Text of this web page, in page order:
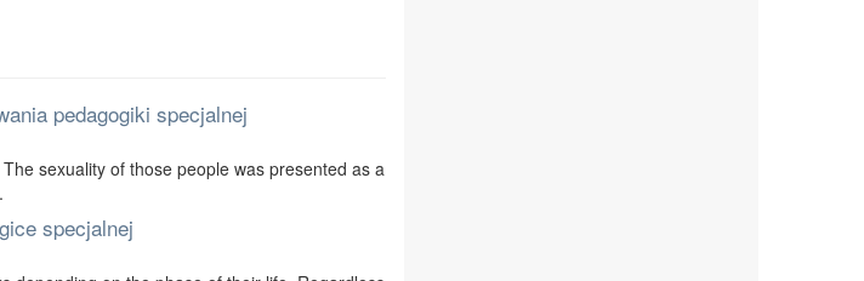
pedagogiki specjalnej
sexuality of those people was presented as a
specjalnej